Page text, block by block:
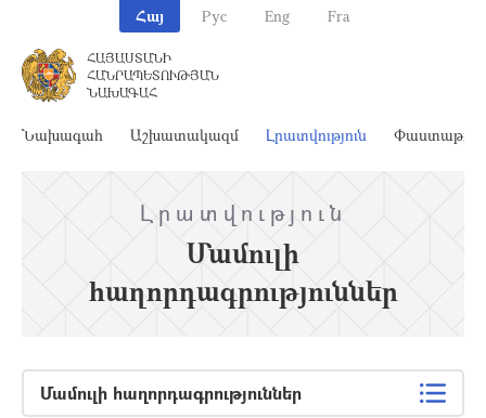
Հայ Рус Eng Fra
ՀԱՅԱՍՏԱՆԻ
ՀԱՆՐԱՊԵՏՈՒԹՅԱՆ
ՆԱԽԱԳԱՀ
Նախագահ Աշխատակազմ Լրատվություն
Լրատվություն
Մամուլի
հաղորդագրություններ
Մամուլի հաղորդագրություններ